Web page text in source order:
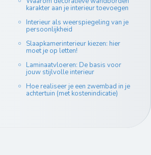
karakter aan je interieur toevoegen
Interieur als weerspiegeling van je
persoonlijkheid
Slaapkamerinterieur kiezen: hier
moet je op letten!
Laminaatvloeren: De basis voor
jouw stijlvolle interieur
Hoe realiseer je een zwembad in je
achtertuin (met kostenindicatie)